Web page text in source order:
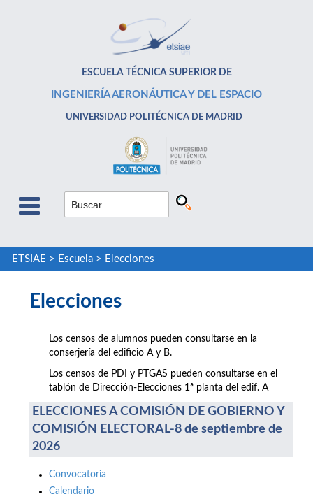
ESCUELA TÉCNICA SUPERIOR DE
INGENIERÍA AERONÁUTICA Y DEL ESPACIO
UNIVERSIDAD POLITÉCNICA DE MADRID
ETSIAE > Escuela> Elecciones
Elecciones
Los censos de alumnos pueden consultarse en la
conserjería del edificio A y B.
Los censos de PDI y PTGAS pueden consultarse en el
tablón de Dirección-Elecciones 1ª planta del edif. A
ELECCIONES A COMISIÓN DE GOBIERNO Y
COMISIÓN ELECTORAL-8 de septiembre de
2026
Convocatoria
Calendario